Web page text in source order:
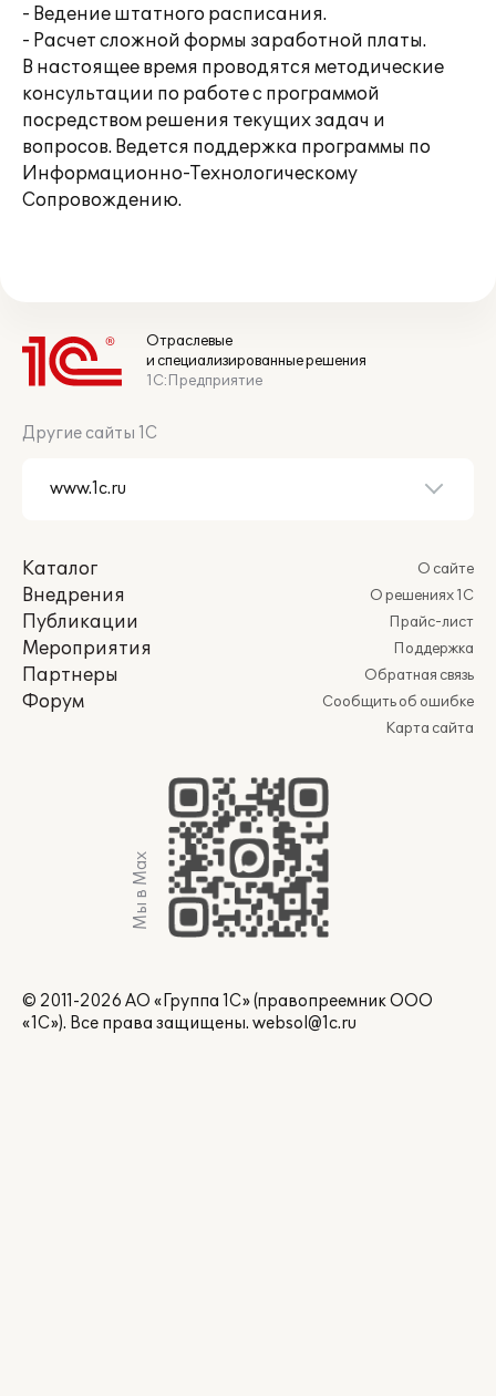
- Ведение штатного расписания.
- Расчет сложной формы заработной платы.
В настоящее время проводятся методические
консультации по работе с программой
посредством решения текущих задач и
вопросов. Ведется поддержка программы по
Информационно-Технологическому
Сопровождению.
Отраслевые
и специализированные решения
1С:Предприятие
Другие сайты 1С
Каталог
Внедрения
Публикации
Мероприятия
Партнеры
Форум
О сайте
О решениях 1С
Прайс-лист
Поддержка
Обратная связь
Сообщить об ошибке
Карта сайта
Мы в Max
© 2011-2026 АО «Группа 1С» (правопреемник ООО
«1С»). Все права защищены. websol@1c.ru